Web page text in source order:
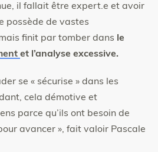
il fallait être expert.e et avoir
possède de vastes
finit par tomber dans le
et l’analyse excessive.
se « sécurise » dans les
cela démotive et
parce qu’ils ont besoin de
avancer », fait valoir Pascale